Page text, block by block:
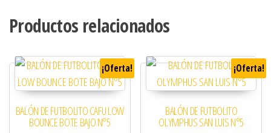
Productos relacionados
¡Oferta!
BALÓN DE FUTBOLITO CAFU LOW
BOUNCE BOTE BAJO N°5
¡Oferta!
BALÓN DE FUTBOLITO
OLYMPHUS SAN LUIS N°5